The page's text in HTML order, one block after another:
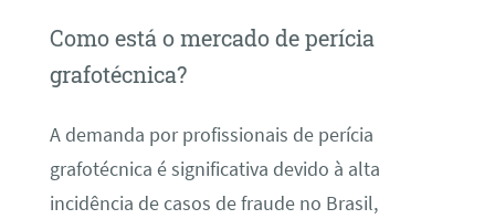
Como está o mercado de perícia
grafotécnica?
A demanda por profissionais de perícia
grafotécnica é significativa devido à alta
incidência de casos de fraude no Brasil,